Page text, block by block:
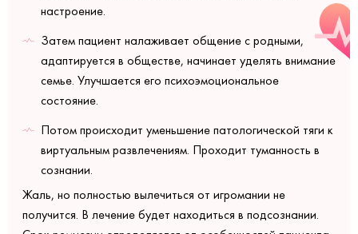
настроение.
Затем пациент налаживает общение с родными,
адаптируется в обществе, начинает уделять внимание
семье. Улучшается его психоэмоциональное
состояние.
Потом происходит уменьшение патологической тяги к
виртуальным развлечениям. Проходит туманность в
сознании.
Жаль, но полностью вылечиться от игромании не
получится. В лечение будет находиться в подсознании.